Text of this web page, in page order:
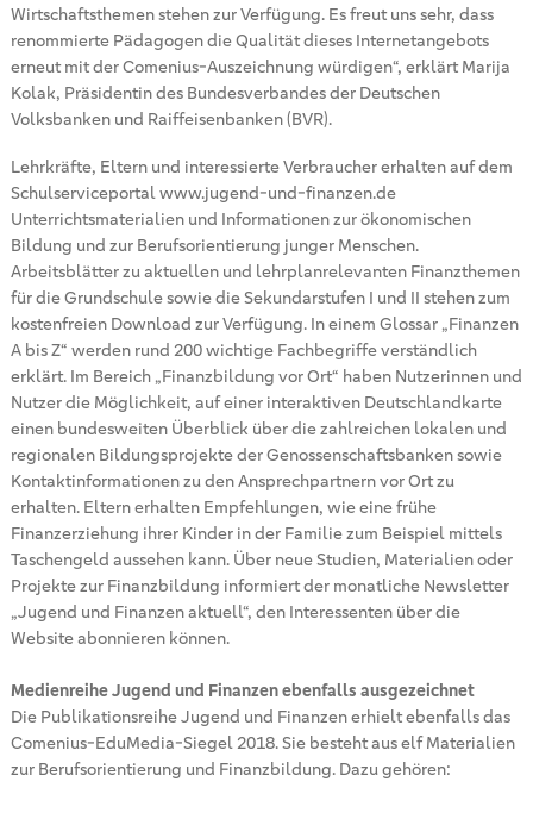
Wirtschaftsthemen stehen zur Verfügung. Es freut uns sehr, dass
renommierte Pädagogen die Qualität dieses Internetangebots
erneut mit der Comenius-Auszeichnung würdigen“, erklärt Marija
Kolak, Präsidentin des Bundesverbandes der Deutschen
Volksbanken und Raiffeisenbanken (BVR).
Lehrkräfte, Eltern und interessierte Verbraucher erhalten auf dem
Schulserviceportal www.jugend-und-finanzen.de
Unterrichtsmaterialien und Informationen zur ökonomischen
Bildung und zur Berufsorientierung junger Menschen.
Arbeitsblätter zu aktuellen und lehrplanrelevanten Finanzthemen
für die Grundschule sowie die Sekundarstufen I und II stehen zum
kostenfreien Download zur Verfügung. In einem Glossar „Finanzen
A bis Z“ werden rund 200 wichtige Fachbegriffe verständlich
erklärt. Im Bereich „Finanzbildung vor Ort“ haben Nutzerinnen und
Nutzer die Möglichkeit, auf einer interaktiven Deutschlandkarte
einen bundesweiten Überblick über die zahlreichen lokalen und
regionalen Bildungsprojekte der Genossenschaftsbanken sowie
Kontaktinformationen zu den Ansprechpartnern vor Ort zu
erhalten. Eltern erhalten Empfehlungen, wie eine frühe
Finanzerziehung ihrer Kinder in der Familie zum Beispiel mittels
Taschengeld aussehen kann. Über neue Studien, Materialien oder
Projekte zur Finanzbildung informiert der monatliche Newsletter
„Jugend und Finanzen aktuell“, den Interessenten über die
Website abonnieren können.
Medienreihe Jugend und Finanzen ebenfalls ausgezeichnet
Die Publikationsreihe Jugend und Finanzen erhielt ebenfalls das
Comenius-EduMedia-Siegel 2018. Sie besteht aus elf Materialien
zur Berufsorientierung und Finanzbildung. Dazu gehören: